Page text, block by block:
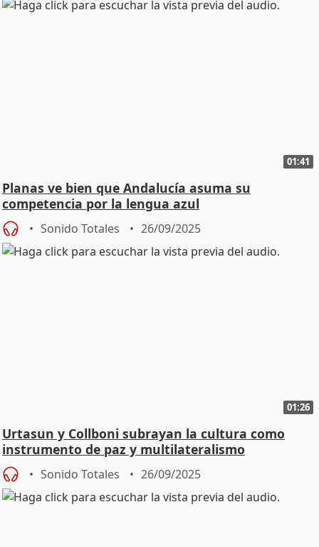
01:41
Planas ve bien que Andalucía asuma su
competencia por la lengua azul
Sonido Totales 26/09/2025
01:26
Urtasun y Collboni subrayan la cultura como
instrumento de paz y multilateralismo
Sonido Totales 26/09/2025